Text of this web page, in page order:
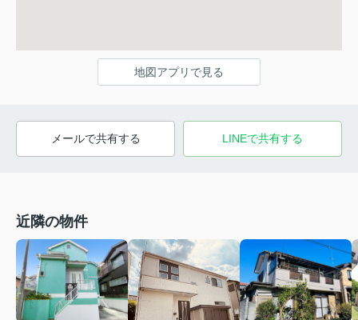
地図アプリで見る
メールで共有する LINEで共有する
近隣の物件